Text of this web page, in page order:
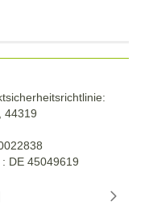
44319
DE 45049619